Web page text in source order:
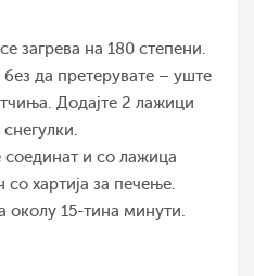
загрева на 180 степени.
без да претерувате – уште
Додајте 2 лажици
и со лажица
со хартија за печење.
околу 15-тина минути.